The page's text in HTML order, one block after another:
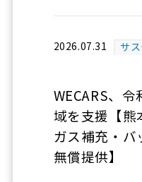
2026.07.31 サ
WECARS、
域を支援【熊
ガス補充・
無償提供】